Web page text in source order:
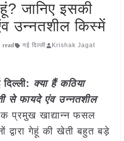
जानिए इसकी
उन्नतशील किस्में
read नई दिल्ली Krishak Jagat
क्या हैं कठिया
से फायदे एंव उन्नतशील
प्रमुख खाद्यान्न फसल
द्वारा गेहूं की खेती बहुत बड़े